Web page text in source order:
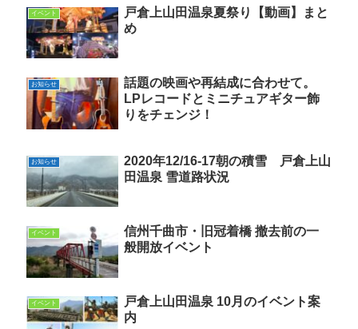
イベント
戸倉上山田温泉夏祭り【動画】まと
め
お知らせ
話題の映画や再結成に合わせて。
LPレコードとミニチュアギター飾
りをチェンジ！
お知らせ
2020年12/16-17朝の積雪 戸倉上山
田温泉 雪道路状況
イベント
信州千曲市・旧冠着橋 撤去前の一
般開放イベント
イベント
戸倉上山田温泉 10月のイベント案
内